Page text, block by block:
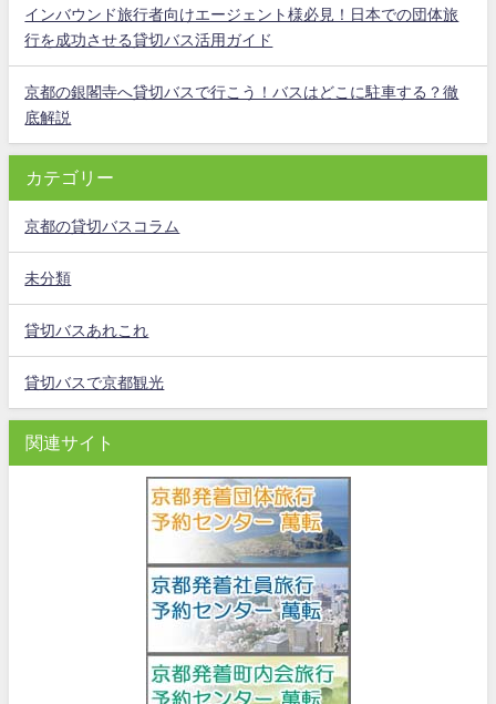
インバウンド旅行者向けエージェント様必見！日本での団体旅
行を成功させる貸切バス活用ガイド
京都の銀閣寺へ貸切バスで行こう！バスはどこに駐車する？徹
底解説
カテゴリー
京都の貸切バスコラム
未分類
貸切バスあれこれ
貸切バスで京都観光
関連サイト